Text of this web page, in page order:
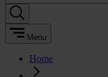
Menu
Home